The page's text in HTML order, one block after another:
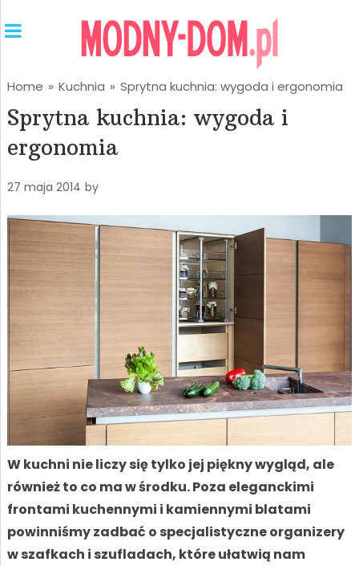
Home » Kuchnia » Sprytna kuchnia: wygoda i ergonomia
Sprytna kuchnia: wygoda i
ergonomia
27 maja 2014 by
W kuchni nie liczy się tylko jej piękny wygląd, ale
również to co ma w środku. Poza eleganckimi
frontami kuchennymi i kamiennymi blatami
powinniśmy zadbać o specjalistyczne organizery
w szafkach i szufladach, które ułatwią nam